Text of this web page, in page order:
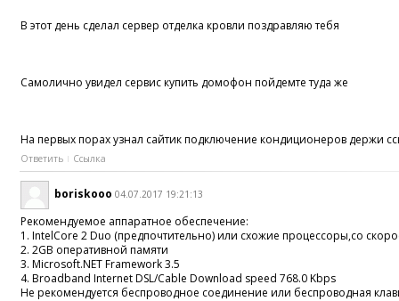
В этот день сделал сервер отделка кровли поздравляю тебя
Самолично увидел сервис купить домофон пойдемте туда же
На первых порах узнал сайтик подключение кондиционеров держи
Ответить Ссылка
boriskooo 04.07.2017 19:21:13
Рекомендуемое аппаратное обеспечение:
1. IntelCore 2 Duo (предпочтительно) или схожие процессоры,со
2. 2GB оперативной памяти
3. Microsoft.NET Framework 3.5
4. Broadband Internet DSL/Cable Download speed 768.0 Kbps
Не рекомендуется беспроводное соединение или беспроводная